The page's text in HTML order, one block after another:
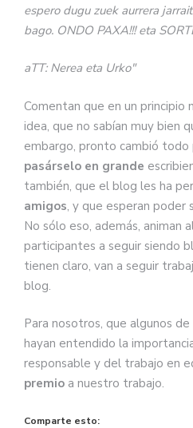
espero dugu zuek aurrera
bago. ONDO PAXA!!! eta
aTT: Nerea eta Urko"
Comentan que en un principio
idea, que no sabían muy bien
embargo, pronto cambió todo
pasárselo en grande
también, que el blog les ha
amigos, y que esperan poder
No sólo eso, además, animan
participantes a seguir siendo
tienen claro, van a seguir
blog.
Para nosotros, que algunos
hayan entendido la
responsable y del trabajo en
premio a nuestro trabajo.
Comparte esto: